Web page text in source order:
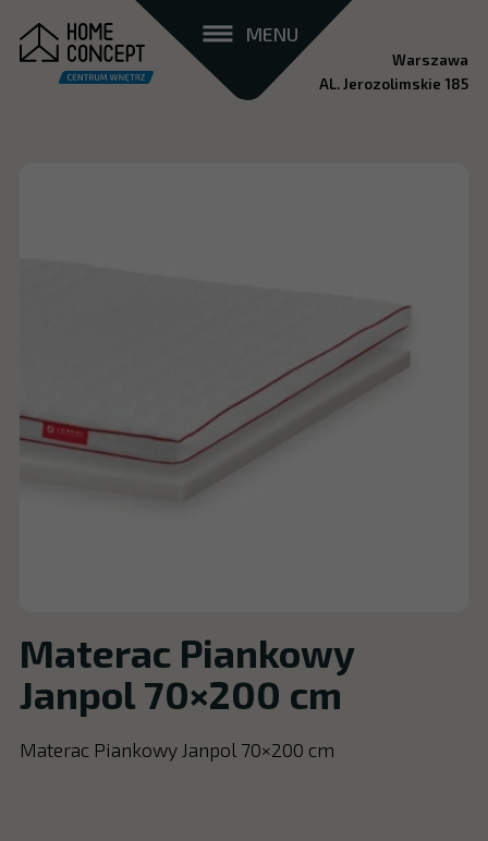
MENU
Warszawa
AL. Jerozolimskie 185
Materac Piankowy
Janpol 70×200 cm
Materac Piankowy Janpol 70×200 cm